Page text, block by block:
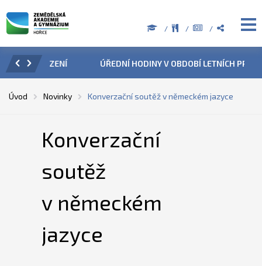
ÚŘEDNÍ HODINY V OBDOBÍ LETNÍCH PRÁZDNIN
Úvod Novinky Konverzační soutěž v německém jazyce
Konverzační
soutěž
v německém
jazyce